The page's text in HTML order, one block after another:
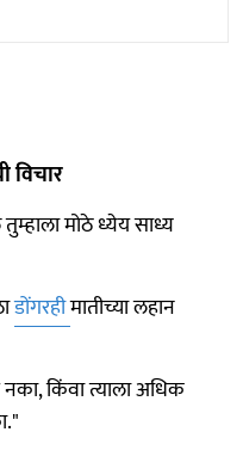
विचार
मोठे ध्येय साध्य
डोंगरहीमातीच्या लहान
किंवा त्याला अधिक